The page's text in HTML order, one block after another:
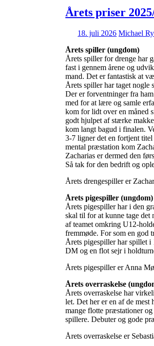
Årets priser
18. juli 2026 Michael
Årets spiller (ungdom)
Årets spiller for drenge har
fast i gennem årene og
mand. Det er fantastisk at
Årets spiller har taget nogle
Der er forventninger fra
med for at lære og samle
kom for lidt over en måned
godt hjulpet af stærke
kom langt bagud i finalen.
3-7 ligner det en fortjent
mental præstation kom
Zacharias er dermed den
Så tak for den bedrift og
Årets drengespiller er
Årets pigespiller (ungdom)
Årets pigespiller har i den
skal til for at kunne tage
af teamet omkring U12-
fremmøde. For som en god
Årets pigespiller har spillet
DM og en flot sejr i
Årets pigespiller er Anna
Årets overraskelse
Årets overraskelse har
let. Det her er en af de
mange flotte præstationer
spillere. Debuter og gode
Årets overraskelse er